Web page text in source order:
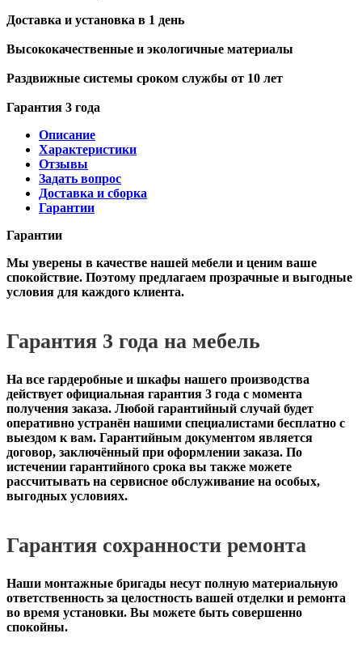
Доставка и установка в 1 день
Высококачественные и экологичные материалы
Раздвижные системы сроком службы от 10 лет
Гарантия 3 года
Описание
Характеристики
Отзывы
Задать вопрос
Доставка и сборка
Гарантии
Гарантии
Мы уверены в качестве нашей мебели и ценим ваше
спокойствие. Поэтому предлагаем прозрачные и выгодные
условия для каждого клиента.
Гарантия 3 года на мебель
На все гардеробные и шкафы нашего производства
действует официальная гарантия 3 года с момента
получения заказа. Любой гарантийный случай будет
оперативно устранён нашими специалистами бесплатно с
выездом к вам. Гарантийным документом является
договор, заключённый при оформлении заказа. По
истечении гарантийного срока вы также можете
рассчитывать на сервисное обслуживание на особых,
выгодных условиях.
Гарантия сохранности ремонта
Наши монтажные бригады несут полную материальную
ответственность за целостность вашей отделки и ремонта
во время установки. Вы можете быть совершенно
спокойны.